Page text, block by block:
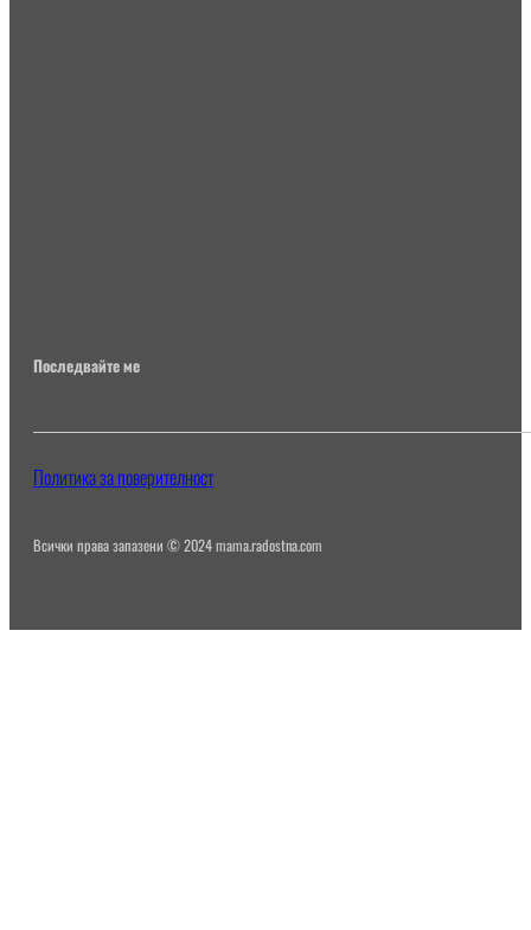
Последвайте ме
Всички права запазени © 2024 mama.radostna.com
Политика за поверителност